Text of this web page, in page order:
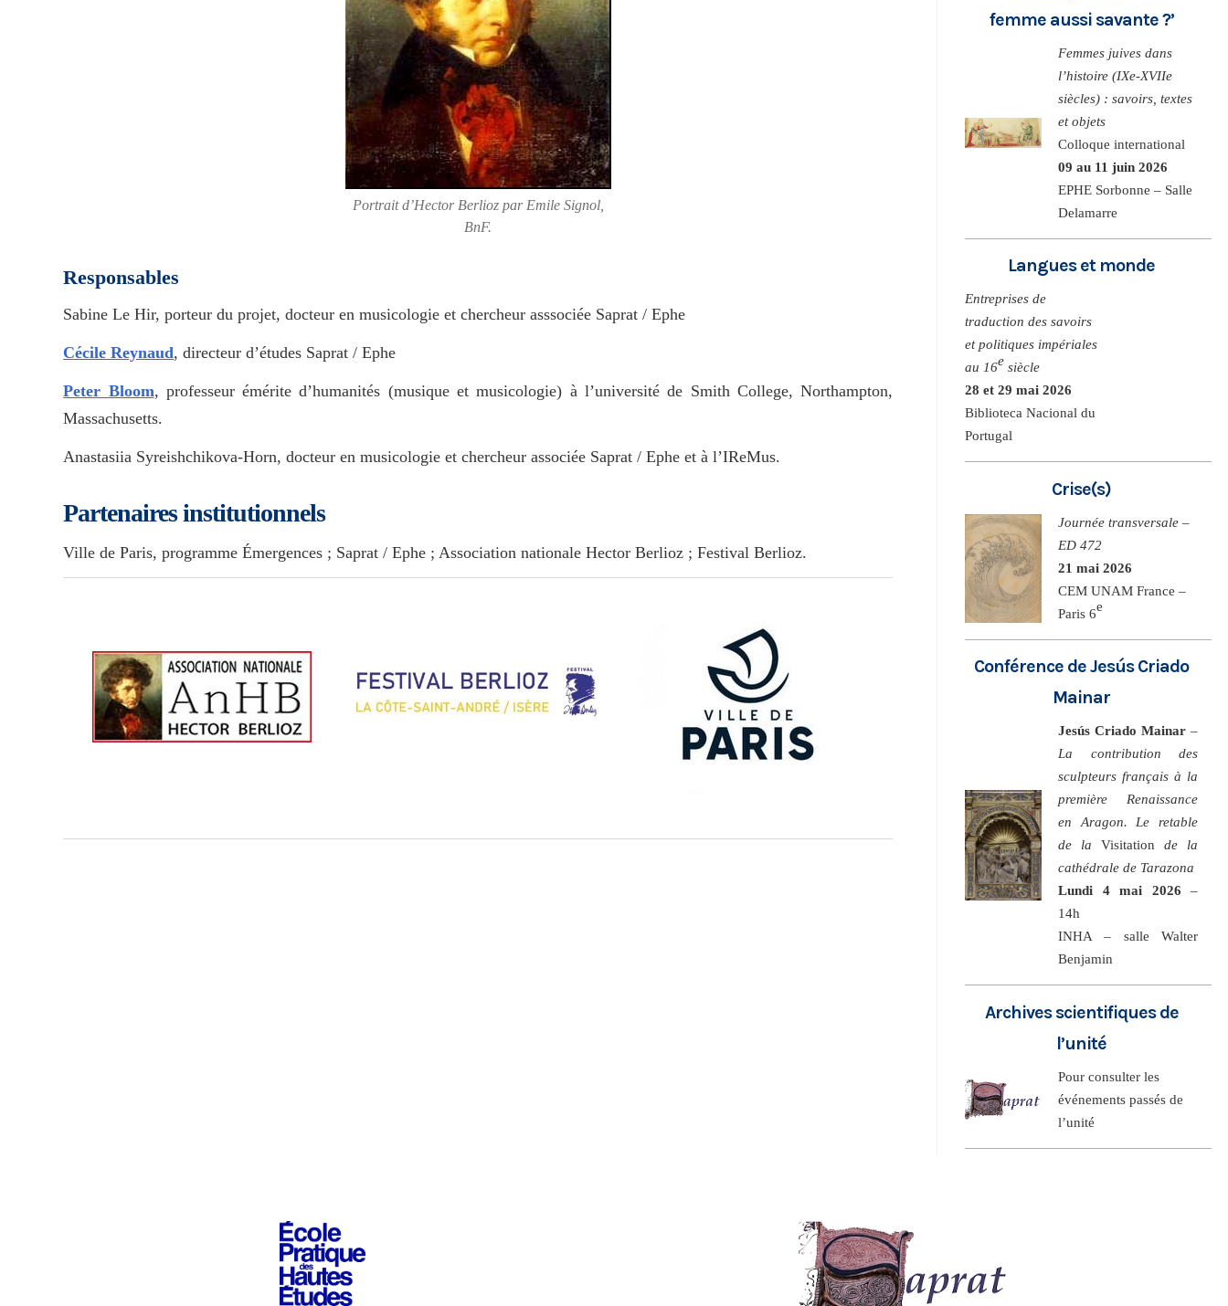
Portrait d’Hector Berlioz par Emile Signol,
BnF.
Responsables
Sabine Le Hir, porteur du projet, docteur en musicologie et chercheur asssociée Saprat / Ephe
Cécile Reynaud, directeur d’études Saprat / Ephe
Peter Bloom, professeur émérite d’humanités (musique et musicologie) à l’université de Smith College, Northampton,
Massachusetts.
Anastasiia Syreishchikova-Horn, docteur en musicologie et chercheur associée Saprat / Ephe et à l’IReMus.
Partenaires institutionnels
Ville de Paris, programme Émergences ; Saprat / Ephe ; Association nationale Hector Berlioz ; Festival Berlioz.
femme aussi savante ?’
Femmes juives dans
l’histoire (IXe-XVIIe
siècles) : savoirs, textes
et objets
Colloque international
09 au 11 juin 2026
EPHE Sorbonne – Salle
Delamarre
Langues et monde
Entreprises de
traduction des savoirs
et politiques impériales
au 16e siècle
28 et 29 mai 2026
Biblioteca Nacional du
Portugal
Crise(s)
Journée transversale –
ED 472
21 mai 2026
CEM UNAM France –
Paris 6e
Conférence de Jesús Criado
Mainar
Jesús Criado Mainar –
La contribution des
sculpteurs français à la
première Renaissance
en Aragon. Le retable
de la Visitationde la
cathédrale de Tarazona
Lundi 4 mai 2026 –
14h
INHA – salle Walter
Benjamin
Archives scientifiques de
l’unité
Pour consulter les
événements passés de
l’unité